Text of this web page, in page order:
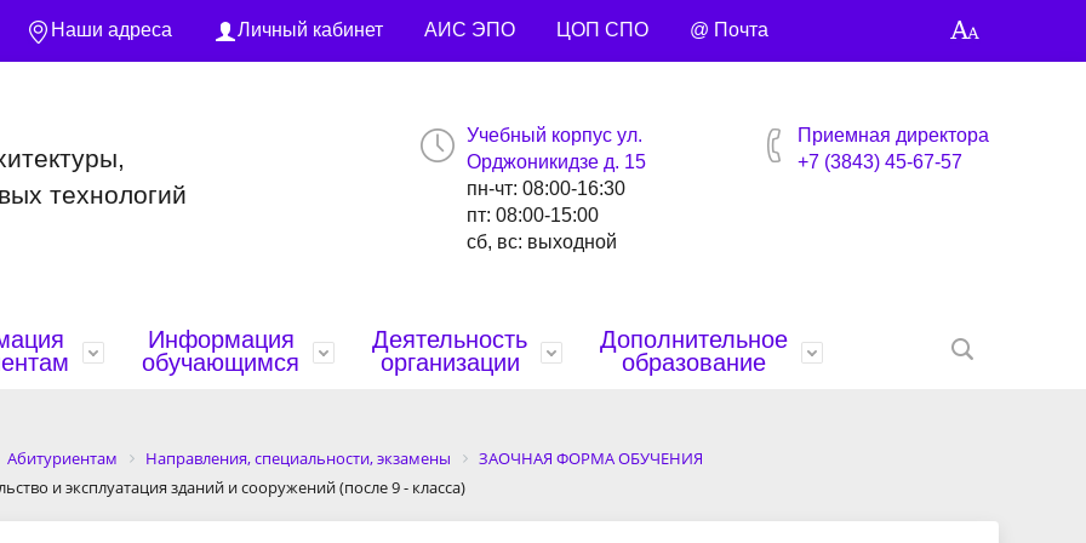
Наши адреса Личный кабинет АИС ЭПО ЦОП СПО @ Почта
технологий
Учебный корпус ул.
Орджоникидзе д. 15
пн-чт: 08:00-16:30
пт: 08:00-15:00
сб, вс: выходной
Приемная директора
+7 (3843) 45-67-57
История Награды
Бланки и образцы документов Специальности и профессии
Информация
обучающимся
занятий Общежитие Библиотека
Деятельность
организации
работа Портфолио преподавателей Профсоюзная страница
Дополнительное
образование
Нормативная база Контакты
Абитуриентам Направления, специальности, экзамены
ЗАОЧНАЯ ФОРМА ОБУЧЕНИЯ
и эксплуатация зданий и сооружений (после 9 - класса)